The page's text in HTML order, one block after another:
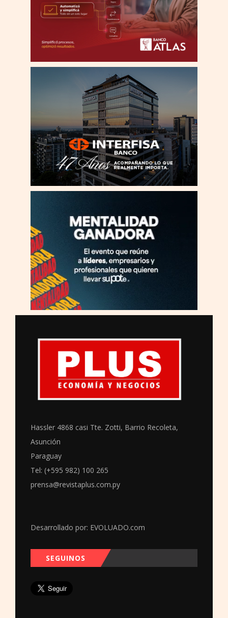
Hassler 4868 casi Tte. Zotti, Barrio Recoleta,
Asunción
Paraguay
Tel: (+595 982) 100 265
prensa@revistaplus.com.py
Desarrollado por: EVOLUADO.com
SEGUINOS